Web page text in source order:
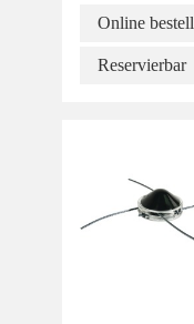
Online
Reservierbar